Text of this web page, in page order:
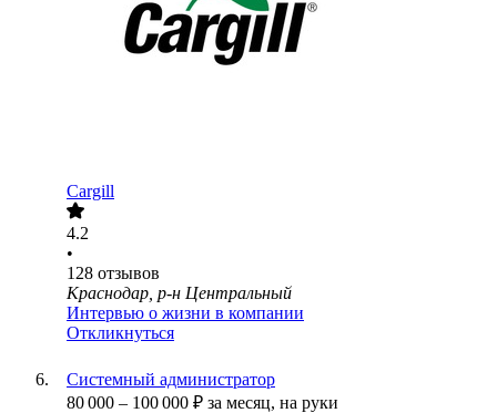
Cargill
4.2
•
128 отзывов
Краснодар, р-н Центральный
Интервью о жизни в компании
Откликнуться
Системный администратор
80 000 – 100 000 ₽ за месяц, на руки